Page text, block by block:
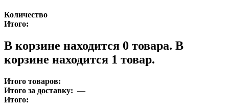
Количество
Итого:
В корзине находится 0 товара. В
корзине находится 1 товар.
Итого товаров:
Итого за доставку: —
Итого: